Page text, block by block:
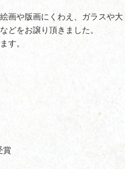
画や版画にくわえ、ガラスや大
どをお譲り頂きました。
す。
賞